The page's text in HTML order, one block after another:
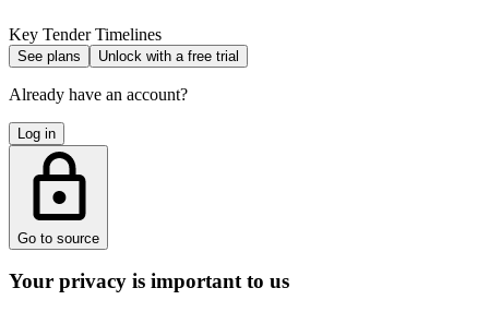
Key Tender Timelines
See plans Unlock with a free trial
Already have an account?
Log in
Go to source
Your privacy is important to us